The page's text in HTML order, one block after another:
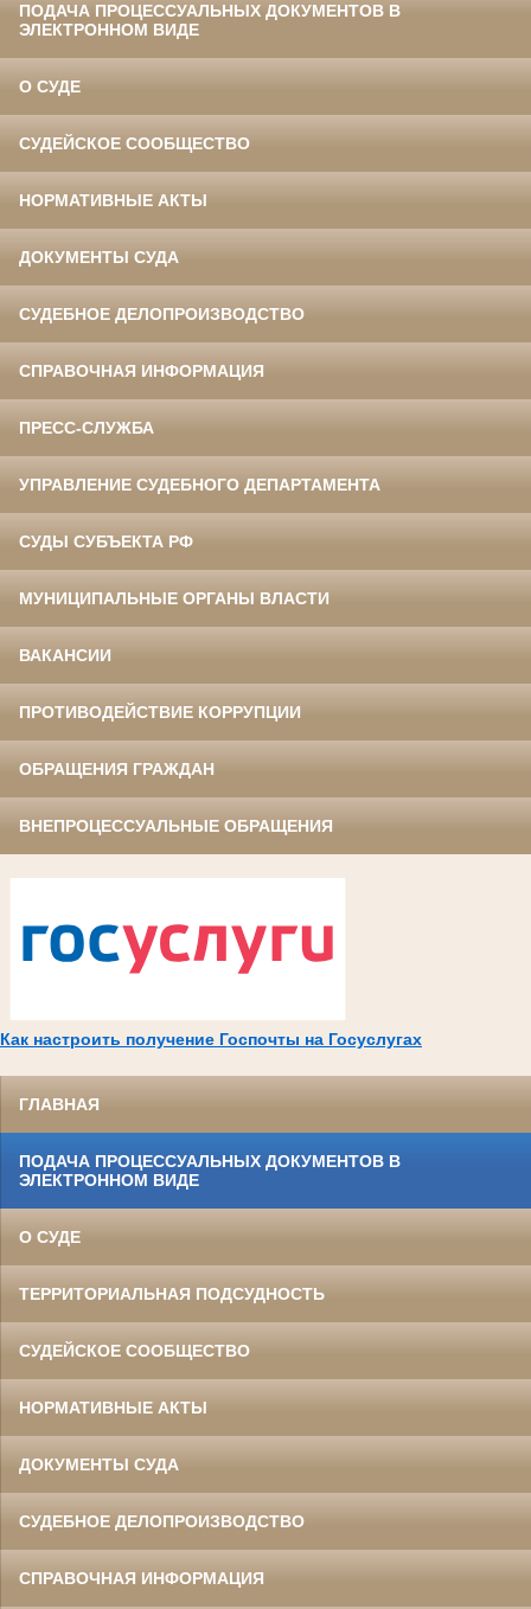
ПОДАЧА ПРОЦЕССУАЛЬНЫХ ДОКУМЕНТОВ В
ЭЛЕКТРОННОМ ВИДЕ
О СУДЕ
СУДЕЙСКОЕ СООБЩЕСТВО
НОРМАТИВНЫЕ АКТЫ
ДОКУМЕНТЫ СУДА
СУДЕБНОЕ ДЕЛОПРОИЗВОДСТВО
СПРАВОЧНАЯ ИНФОРМАЦИЯ
ПРЕСС-СЛУЖБА
УПРАВЛЕНИЕ СУДЕБНОГО ДЕПАРТАМЕНТА
СУДЫ СУБЪЕКТА РФ
МУНИЦИПАЛЬНЫЕ ОРГАНЫ ВЛАСТИ
ВАКАНСИИ
ПРОТИВОДЕЙСТВИЕ КОРРУПЦИИ
ОБРАЩЕНИЯ ГРАЖДАН
ВНЕПРОЦЕССУАЛЬНЫЕ ОБРАЩЕНИЯ
Как настроить получение Госпочты на Госуслугах
ГЛАВНАЯ
ПОДАЧА ПРОЦЕССУАЛЬНЫХ ДОКУМЕНТОВ В
ЭЛЕКТРОННОМ ВИДЕ
О СУДЕ
ТЕРРИТОРИАЛЬНАЯ ПОДСУДНОСТЬ
СУДЕЙСКОЕ СООБЩЕСТВО
НОРМАТИВНЫЕ АКТЫ
ДОКУМЕНТЫ СУДА
СУДЕБНОЕ ДЕЛОПРОИЗВОДСТВО
СПРАВОЧНАЯ ИНФОРМАЦИЯ